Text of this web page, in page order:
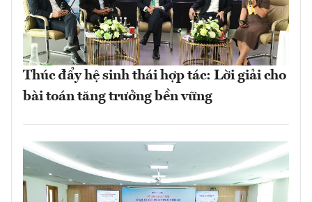
Thúc đẩy hệ sinh thái hợp tác: Lời giải cho
bài toán tăng trưởng bền vững